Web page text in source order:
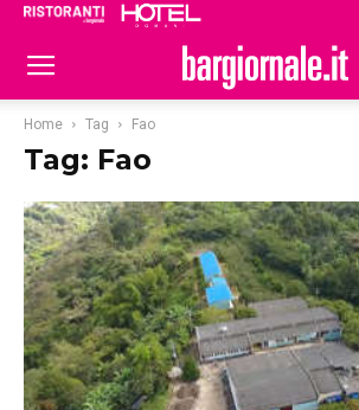
Home Tag Fao
Tag: Fao